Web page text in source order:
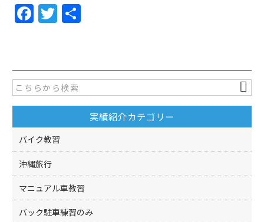
F
a
e
b
o
o
k
T
w
er
実績紹介カテゴリー
バイク教習
沖縄旅行
マニュアル車教習
バック駐車練習のみ